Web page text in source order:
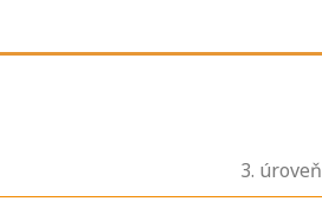
3. úroveň